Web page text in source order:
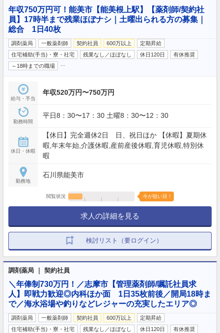
年収750万円可！能美市【能美根上駅】【薬剤師/契約社
員】17時半まで残業ほぼナシ｜土曜出られる方の募集｜
総合 1日40枚
調剤薬局 一般薬剤師 契約社員 600万以上
定期昇給
住宅補助(手当)・寮・社宅
残業なし／ほぼなし 休日120日
有休推奨
～18時までの職場
給与・手当
年収520万円〜750万円
勤務時間
平日8：30〜17：30 土曜8：30〜12：30
休日・休暇
【休日】完全週休2日 日、祝日ほか 【休暇】夏期休
暇,年末年始,介護休暇,産前産後休暇,育児休暇,特別休
暇
勤務地
石川県能美市
閲覧状況 今が狙い目！
求人の詳細を見る
検討リスト（要ログイン）
調剤薬局 ｜ 契約社員
＼年俸制730万円！／志摩市【管理薬剤師/嘱託社員求
人】即戦力歓迎◎内科ほか面 1日35枚前後／開局18時ま
で／海水浴場や釣りなどレジャーの充実したエリア◎
調剤薬局 一般薬剤師 契約社員 600万以上
定期昇給
住宅補助(手当)・寮・社宅
残業なし／ほぼなし 休日120日 有休推奨